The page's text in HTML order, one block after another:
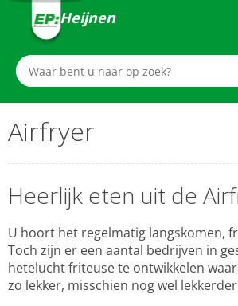
Heijnen
Airfryer
Heerlijk eten uit de
U hoort het regelmatig langskomen,
Toch zijn er een aantal bedrijven in
hetelucht friteuse te ontwikkelen
zo lekker, misschien nog wel